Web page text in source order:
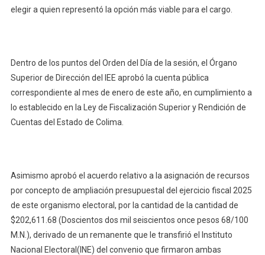
elegir a quien representó la opción más viable para el cargo.
Dentro de los puntos del Orden del Día de la sesión, el Órgano
Superior de Dirección del IEE aprobó la cuenta pública
correspondiente al mes de enero de este año, en cumplimiento a
lo establecido en la Ley de Fiscalización Superior y Rendición de
Cuentas del Estado de Colima.
Asimismo aprobó el acuerdo relativo a la asignación de recursos
por concepto de ampliación presupuestal del ejercicio fiscal 2025
de este organismo electoral, por la cantidad de la cantidad de
$202,611.68 (Doscientos dos mil seiscientos once pesos 68/100
M.N.), derivado de un remanente que le transfirió el Instituto
Nacional Electoral(INE) del convenio que firmaron ambas